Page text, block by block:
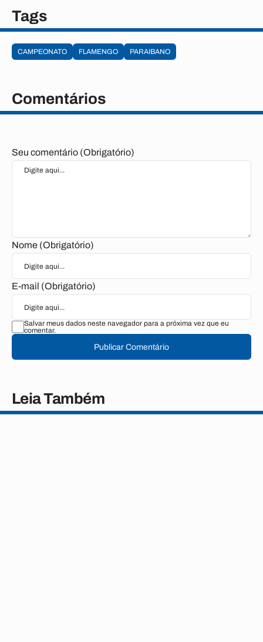
Tags
CAMPEONATO FLAMENGO PARAIBANO
Comentários
Seu comentário (Obrigatório)
Nome (Obrigatório)
E-mail (Obrigatório)
Salvar meus dados neste navegador para a próxima vez que eu
comentar.
Publicar Comentário
Leia Também